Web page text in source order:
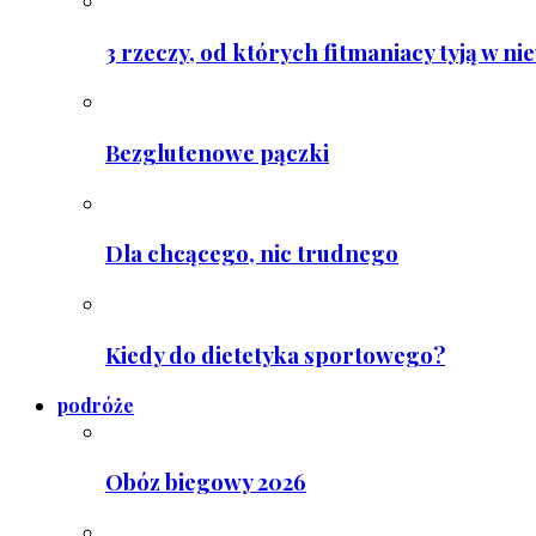
3 rzeczy, od których fitmaniacy tyją w
Bezglutenowe pączki
Dla chcącego, nic trudnego
Kiedy do dietetyka sportowego?
podróże
Obóz biegowy 2026